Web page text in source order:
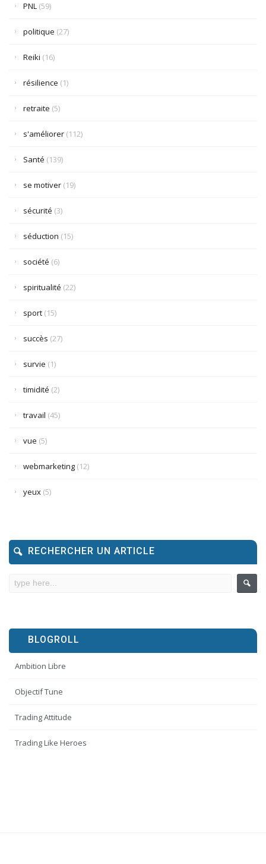
PNL (59)
politique (27)
Reiki (16)
résilience (1)
retraite (5)
s'améliorer (112)
Santé (139)
se motiver (19)
sécurité (3)
séduction (15)
société (6)
spiritualité (22)
sport (15)
succès (27)
survie (1)
timidité (2)
travail (45)
vue (5)
webmarketing (12)
yeux (5)
RECHERCHER UN ARTICLE
BLOGROLL
Ambition Libre
Objectif Tune
Trading Attitude
Trading Like Heroes